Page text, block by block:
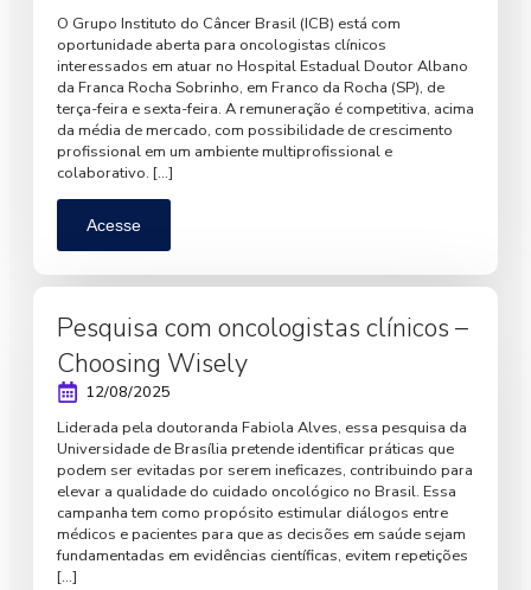
O Grupo Instituto do Câncer Brasil (ICB) está com
oportunidade aberta para oncologistas clínicos
interessados em atuar no Hospital Estadual Doutor Albano
da Franca Rocha Sobrinho, em Franco da Rocha (SP), de
terça-feira e sexta-feira. A remuneração é competitiva, acima
da média de mercado, com possibilidade de crescimento
profissional em um ambiente multiprofissional e
colaborativo. […]
Acesse
Pesquisa com oncologistas clínicos –
Choosing Wisely
12/08/2025
Liderada pela doutoranda Fabiola Alves, essa pesquisa da
Universidade de Brasília pretende identificar práticas que
podem ser evitadas por serem ineficazes, contribuindo para
elevar a qualidade do cuidado oncológico no Brasil. Essa
campanha tem como propósito estimular diálogos entre
médicos e pacientes para que as decisões em saúde sejam
fundamentadas em evidências científicas, evitem repetições
[…]